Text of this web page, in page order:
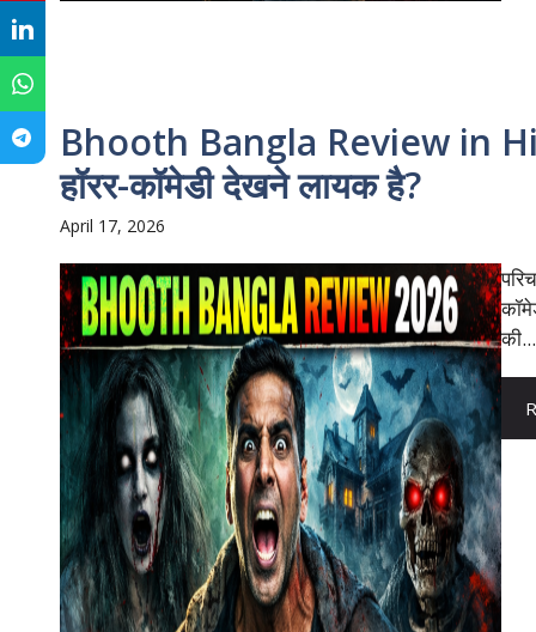
Bhooth Bangla Review in
हॉरर-कॉमेडी देखने लायक है?
April 17, 2026
की...